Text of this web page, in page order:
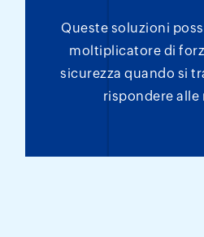
Queste soluzioni
moltiplicatore di
sicurezza quando si
rispondere alle